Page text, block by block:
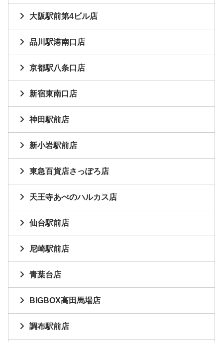
大阪駅前第4ビル店
品川駅港南口店
京都駅八条口店
新宿東南口店
神田駅前店
新小岩駅前店
東急百貨店さっぽろ店
天王寺あべのハルカス店
仙台駅前店
尼崎駅前店
青葉台店
BIGBOX高田馬場店
調布駅前店